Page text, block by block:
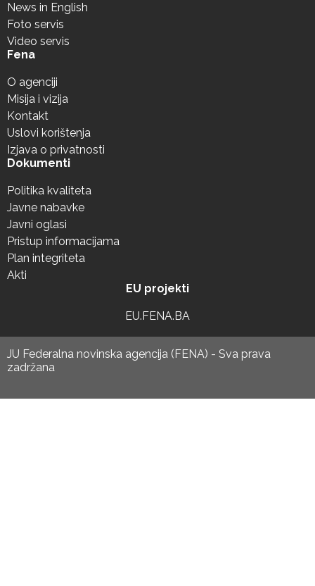
News in English
Foto servis
Video servis
Fena
O agenciji
Misija i vizija
Kontakt
Uslovi korištenja
Izjava o privatnosti
Dokumenti
Politika kvaliteta
Javne nabavke
Javni oglasi
Pristup informacijama
Plan integriteta
Akti
EU projekti
EU.FENA.BA
JU Federalna novinska agencija (FENA) - Sva prava
zadržana